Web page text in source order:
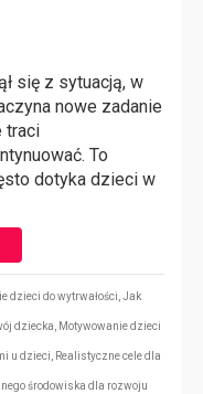
się z sytuacją, w
nowe zadanie
traci
To
dotyka dzieci w
dzieci do wytrwałości Jak
dziecka Motywowanie dzieci
u dzieci Realistyczne cele dla
środowiska dla rozwoju